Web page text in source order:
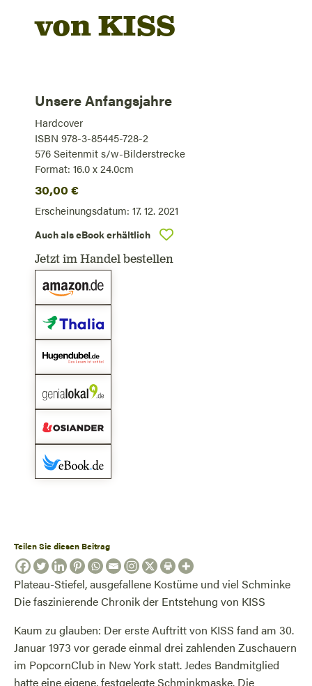
von KISS
Unsere Anfangsjahre
Hardcover
ISBN 978-3-85445-728-2
576 Seitenmit s/w-Bilderstrecke
Format: 16.0 x 24.0cm
30,00 €
Erscheinungsdatum: 17. 12. 2021
Auch als eBook erhältlich
Jetzt im Handel bestellen
Teilen Sie diesen Beitrag
Plateau-Stiefel, ausgefallene Kostüme und viel Schminke
Die faszinierende Chronik der Entstehung von KISS
Kaum zu glauben: Der erste Auftritt von KISS fand am 30.
Januar 1973 vor gerade einmal drei zahlenden Zuschauern
im PopcornClub in New York statt. Jedes Bandmitglied
hatte eine eigene, festgelegte Schminkmaske. Die